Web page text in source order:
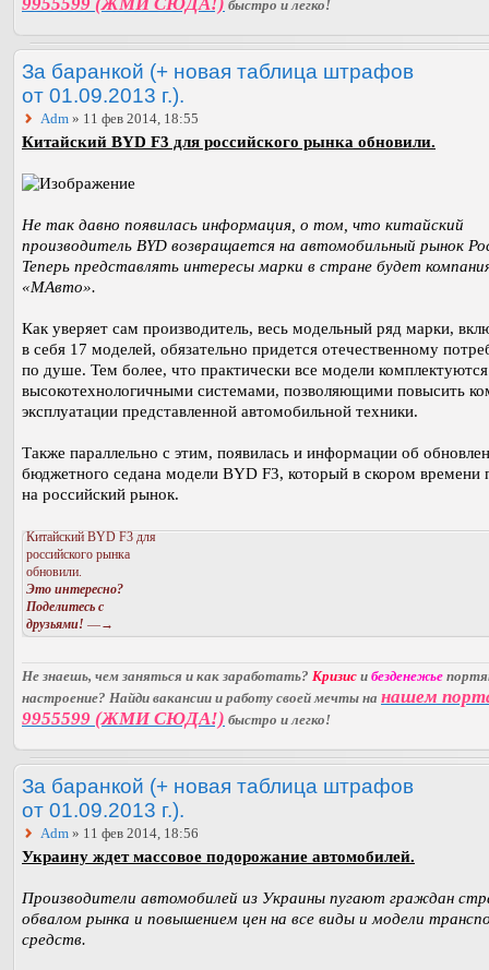
быстро и легко!
За баранкой (+ новая таблица штрафов
от 01.09.2013 г.).
Adm » 11 фев 2014, 18:55
Китайский BYD F3 для российского рынка обновили.
Не так давно появилась информация, о том, что китайский
производитель BYD возвращается на автомобильный рынок
Теперь представлять интересы марки в стране будет
«МАвто».
Как уверяет сам производитель, весь модельный ряд марки,
в себя 17 моделей, обязательно придется отечественному
по душе. Тем более, что практически все модели комплектуются
высокотехнологичными системами, позволяющими повысить
эксплуатации представленной автомобильной техники.
Также параллельно с этим, появилась и информации об
бюджетного седана модели BYD F3, который в скором времени
на российский рынок.
Китайский BYD F3 для
российского рынка
обновили.
Это интересно?
Поделитесь с
друзьями! —→
Не знаешь, чем заняться и как заработать? Кризис и безденежье
настроение? Найди вакансии и работу своей мечты на нашем
9955599 (ЖМИ СЮДА!) быстро и легко!
За баранкой (+ новая таблица штрафов
от 01.09.2013 г.).
Adm » 11 фев 2014, 18:56
Украину ждет массовое подорожание автомобилей.
Производители автомобилей из Украины пугают граждан
обвалом рынка и повышением цен на все виды и модели
средств.